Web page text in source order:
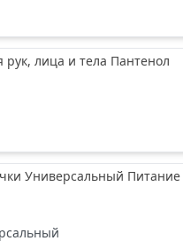
лица и тела Пантенол
Универсальный Питание